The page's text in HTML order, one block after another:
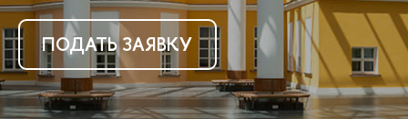
ПОДАТЬ ЗАЯВКУ